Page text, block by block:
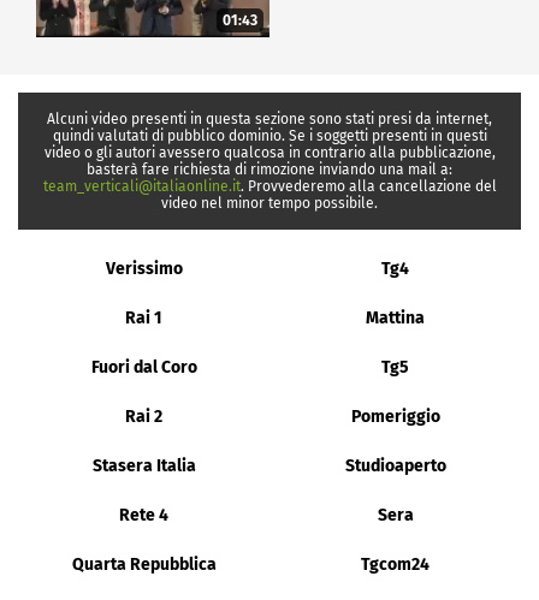
01:43
Alcuni video presenti in questa sezione sono stati presi da internet,
quindi valutati di pubblico dominio. Se i soggetti presenti in questi
video o gli autori avessero qualcosa in contrario alla pubblicazione,
basterà fare richiesta di rimozione inviando una mail a:
team_verticali@italiaonline.it. Provvederemo alla cancellazione del
video nel minor tempo possibile.
Verissimo Tg4
Rai 1 Mattina
Fuori dal Coro Tg5
Rai 2 Pomeriggio
Stasera Italia Studioaperto
Rete 4 Sera
Quarta Repubblica Tgcom24